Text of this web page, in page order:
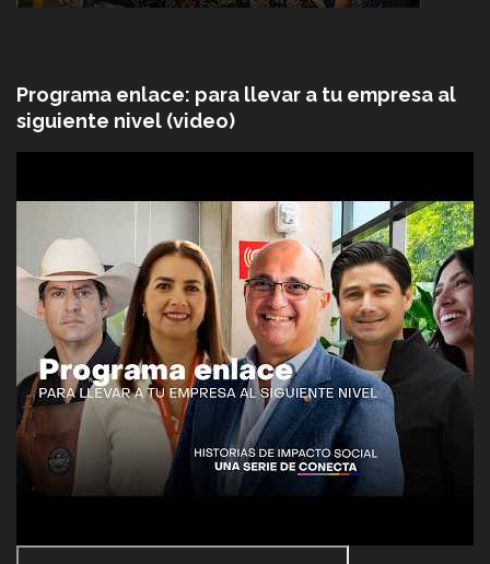
Programa enlace: para llevar a tu empresa al
siguiente nivel (video)